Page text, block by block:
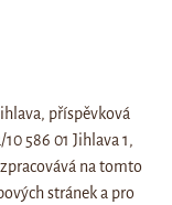
příspěvková
586 01 Jihlava 1,
na tomto
stránek a pro